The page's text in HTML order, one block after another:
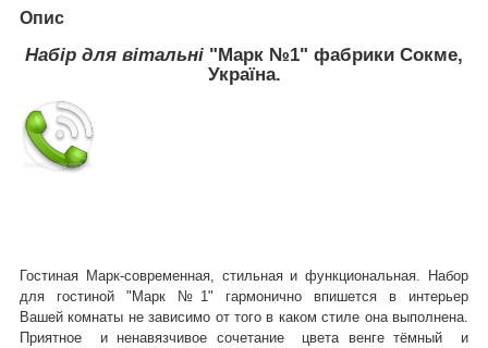
Опис
Набір для вітальні "Марк №1" фабрики Сокме,
Україна.
Гостиная Марк-современная, стильная и функциональная. Набор
для гостиной "Марк №1" гармонично впишется в интерьер
Вашей комнаты не зависимо от того в каком стиле она выполнена.
Приятное и ненавязчивое сочетание цвета венге тёмный и